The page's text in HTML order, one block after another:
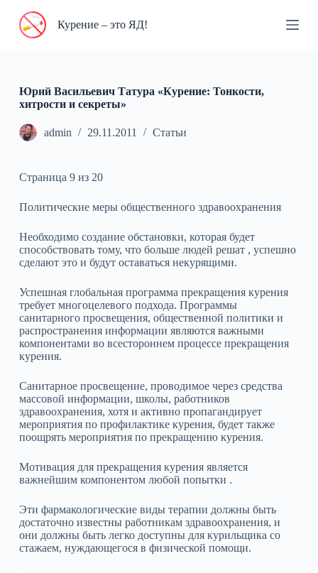
П
и
к
у
Курение – это ЯД!
Юрий Васильевич Татура «Курение: Тонкости,
хитрости и секреты»
admin 29.11.2011 Статьи
Страница 9 из 20
Политические меры общественного здравоохранения
Необходимо создание обстановки, которая будет
способствовать тому, что больше людей решат , успешно
сделают это и будут оставаться некурящими.
Успешная глобальная программа прекращения курения
требует многоцелевого подхода. Программы
санитарного просвещения, общественной политики и
распространения информации являются важными
компонентами во всестороннем процессе прекращения
курения.
Санитарное просвещение, проводимое через средства
массовой информации, школы, работников
здравоохранения, хотя и активно пропагандирует
мероприятия по профилактике курения, будет также
поощрять мероприятия по прекращению курения.
Мотивация для прекращения курения является
важнейшим компонентом любой попытки .
Эти фармакологические виды терапии должны быть
достаточно известны работникам здравоохранения, и
они должны быть легко доступны для курильщика со
стажаем, нуждающегося в физической помощи.